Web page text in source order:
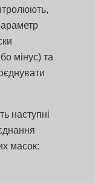
мінус) та
наступні
масок: